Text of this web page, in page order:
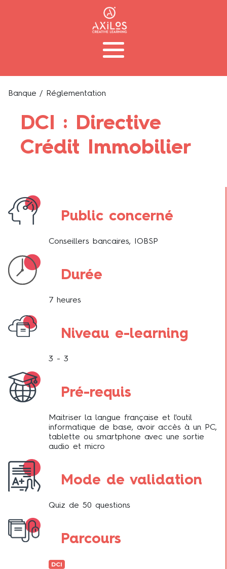
Banque / Réglementation
DCI : Directive
Crédit Immobilier
Public concerné
Conseillers bancaires, IOBSP
Durée
7 heures
Niveau e-learning
3 - 3
Pré-requis
Maitriser la langue française et l'outil
informatique de base, avoir accès à un PC,
tablette ou smartphone avec une sortie
audio et micro
Mode de validation
Quiz de 50 questions
Parcours
DCI